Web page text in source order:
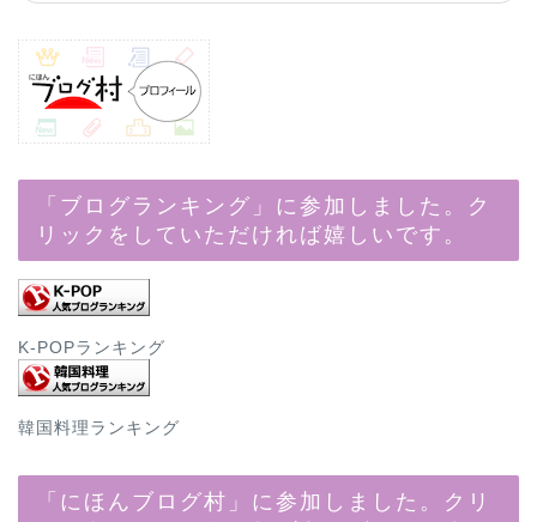
「ブログランキング」に参加しました。ク
リックをしていただければ嬉しいです。
K-POPランキング
韓国料理ランキング
「にほんブログ村」に参加しました。クリ